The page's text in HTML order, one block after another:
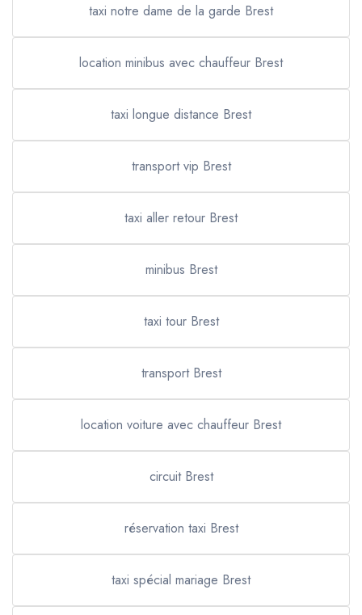
taxi notre dame de la garde Brest
location minibus avec chauffeur Brest
taxi longue distance Brest
transport vip Brest
taxi aller retour Brest
minibus Brest
taxi tour Brest
transport Brest
location voiture avec chauffeur Brest
circuit Brest
réservation taxi Brest
taxi spécial mariage Brest